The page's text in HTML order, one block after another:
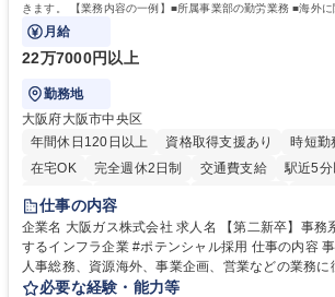
きます。 【業務内容の一例】■所属事業部の勤労業務 ■海外に
門の企画スタッフ、ルート営業
月給
22万7000円以上
勤務地
大阪府大阪市中央区
年間休日120日以上
資格取得支援あり 時短勤
在宅OK
完全週休2日制 交通費支給 駅近5分
服装自由
第二新卒歓迎
仕事の内容
企業名 大阪ガス株式会社 求人名 【第二新卒】事務系総合職 #関西を代表
するインフラ企業 #ポテンシャル採用 仕事の内容 事務系総合職として、
人事総務、資源海外、事業企画、営業などの業務に
す。 【業務内容の一例】■所属事業部の勤労業務 ■
必要な経験・能力等